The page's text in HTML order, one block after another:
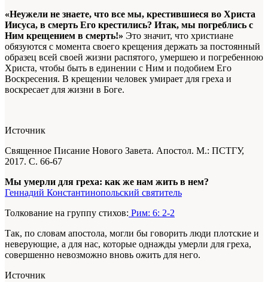
«Неужели не знаете, что все мы, крестившиеся во Христа
Иисуса, в смерть Его крестились? Итак, мы погреблись с
Ним крещением в смерть!» Это значит, что христиане
обязуются с момента своего крещения держать за постоянный
образец всей своей жизни распятого, умершею и погребенною
Христа, чтобы быть в единении с Ним и подобием Его
Воскресения. В крещении человек умирает для греха и
воскресает для жизни в Боге.
Источник
Священное Писание Нового Завета. Апостол. М.: ПСТГУ,
2017. С. 66-67
Мы умерли для греха: как же нам жить в нем?
Геннадий Константинопольский святитель
Толкование на группу стихов: Рим: 6: 2-2
Так, по словам апостола, могли бы говорить люди плотские и
неверующие, а для нас, которые однажды умерли для греха,
совершенно невозможно вновь ожить для него.
Источник